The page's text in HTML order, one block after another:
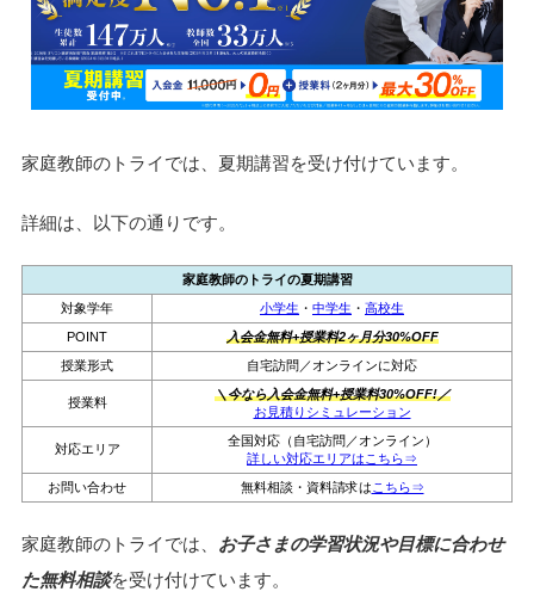
家庭教師のトライでは、夏期講習を受け付けています。
詳細は、以下の通りです。
家庭教師のトライの夏期講習
対象学年
小学生 ・ 中学生 ・ 高校生
POINT
入会金無料+授業料2ヶ月分30%OFF
授業形式
自宅訪問／オンラインに対応
授業料
＼今なら入会金無料+授業料30%OFF!／
お見積りシミュレーション
対応エリア
全国対応（自宅訪問／オンライン）
詳しい対応エリアはこちら⇒
お問い合わせ
無料相談・資料請求は こちら⇒
家庭教師のトライでは、 お子さまの学習状況や目標に合わせ
た無料相談を受け付けています。